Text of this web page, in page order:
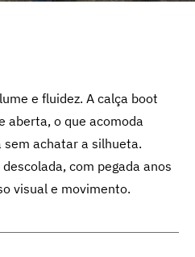
e fluidez. A calça boot
aberta, o que acomoda
achatar a silhueta.
com pegada anos
visual e movimento.